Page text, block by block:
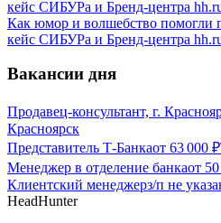
Как юмор и волшебство помогли
кейс СИБУРа и Бренд-центра
Вакансии дня
Продавец-консультант, г.
Красноярск
Представитель Т-Банкаот 63 000 ₽
Менеджер в отделение банкаот
Клиентский менеджерз/п не
HeadHunter